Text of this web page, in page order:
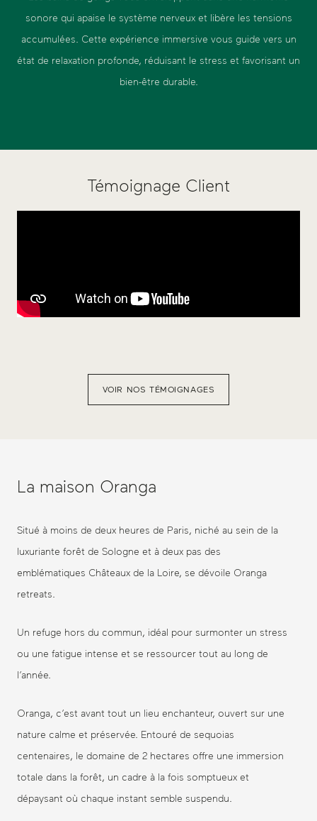
sonore qui apaise le système nerveux et libère les tensions
accumulées. Cette expérience immersive vous guide vers un
état de relaxation profonde, réduisant le stress et favorisant un
bien-être durable.
Témoignage Client
VOIR NOS TÉMOIGNAGES
La maison Oranga
Situé à moins de deux heures de Paris, niché au sein de la
luxuriante forêt de Sologne et à deux pas des
emblématiques Châteaux de la Loire, se dévoile Oranga
retreats.
Un refuge hors du commun, idéal pour surmonter un stress
ou une fatigue intense et se ressourcer tout au long de
l’année.
Oranga, c’est avant tout un lieu enchanteur, ouvert sur une
nature calme et préservée. Entouré de sequoias
centenaires, le domaine de 2 hectares offre une immersion
totale dans la forêt, un cadre à la fois somptueux et
dépaysant où chaque instant semble suspendu.